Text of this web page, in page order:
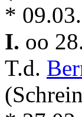
*
I. oo
T.d.